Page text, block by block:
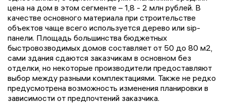
цена на дом в этом сегменте – 1,8 - 2 млн рублей. В
качестве основного материала при строительстве
объектов чаще всего используется дерево или sip-
панели. Площадь большинства бюджетных
быстровозводимых домов составляет от 50 до 80 м2,
сами здания сдаются заказчикам в основном без
отделки, но некоторые производители предоставляют
выбор между разными комплектациями. Также не редко
предусмотрена возможность изменения планировки в
зависимости от предпочтений заказчика.